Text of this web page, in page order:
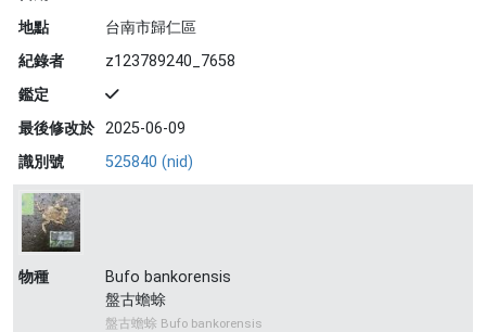
地點
台南市歸仁區
紀錄者
z123789240_7658
鑑定
最後修改於 2025-06-09
識別號
525840 (nid)
物種
Bufo bankorensis
盤古蟾蜍
盤古蟾蜍 Bufo bankorensis